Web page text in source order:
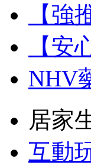
【強
【安
NHV
居家
互動